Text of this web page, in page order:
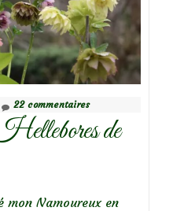
22 commentaires
de
mon Namoureux en